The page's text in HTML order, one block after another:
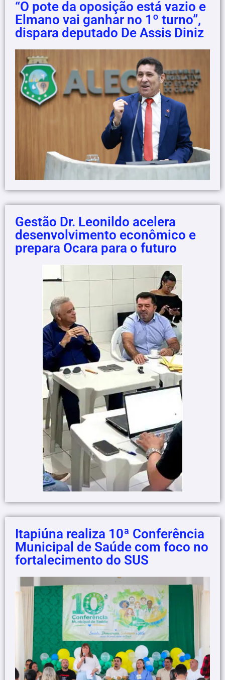
“O pote da oposição está vazio e
Elmano vai ganhar no 1º turno”,
dispara deputado De Assis Diniz
Gestão Dr. Leonildo acelera
desenvolvimento econômico e
prepara Ocara para o futuro
Itapiúna realiza 10ª Conferência
Municipal de Saúde com foco no
fortalecimento do SUS